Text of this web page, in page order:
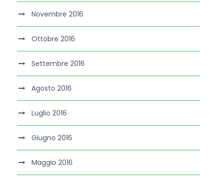
Novembre 2016
Ottobre 2016
Settembre 2016
Agosto 2016
Luglio 2016
Giugno 2016
Maggio 2016